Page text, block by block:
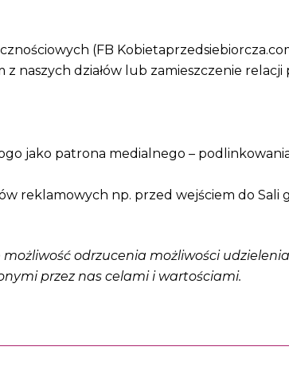
(FB
naszych działów lub zamieszczenie
jako patrona medialnego –
reklamowych np. przed wejściem do Sali
możliwość odrzucenia możliwości
przez nas celami i wartościami.